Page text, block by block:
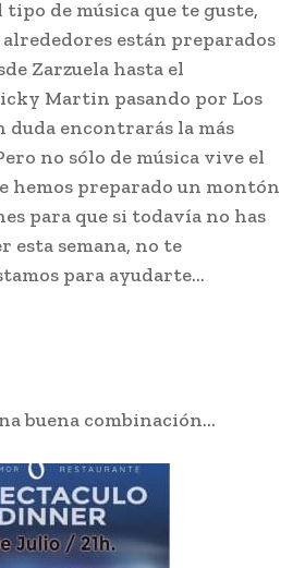
tipo de música que te guste,
alrededores están preparados
Zarzuela hasta el
Martin pasando por Los
duda encontrarás la más
no sólo de música vive el
hemos preparado un montón
para que si todavía no has
esta semana, no te
para ayudarte…
buena combinación…